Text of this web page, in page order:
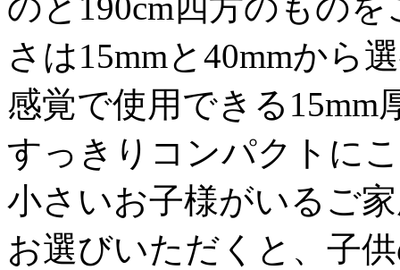
のと190cm四方のもの
さは15mmと40mmから
感覚で使用できる
すっきりコンパクトに
小さいお子様がいるご
お選びいただくと、子